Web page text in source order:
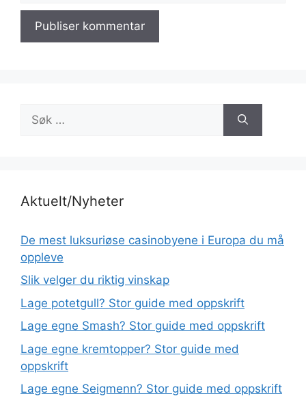
etter:
Aktuelt/Nyheter
De mest luksuriøse casinobyene i Europa du må
oppleve
Slik velger du riktig vinskap
Lage potetgull? Stor guide med oppskrift
Lage egne Smash? Stor guide med oppskrift
Lage egne kremtopper? Stor guide med
oppskrift
Lage egne Seigmenn? Stor guide med oppskrift